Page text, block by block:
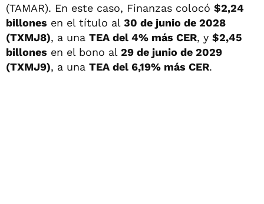
(TAMAR). En este caso, Finanzas colocó $2,24
billones en el título al 30 de junio de 2028
(TXMJ8), a una TEA del 4% más CER, y $2,45
billones en el bono al 29 de junio de 2029
(TXMJ9), a una TEA del 6,19% más CER.